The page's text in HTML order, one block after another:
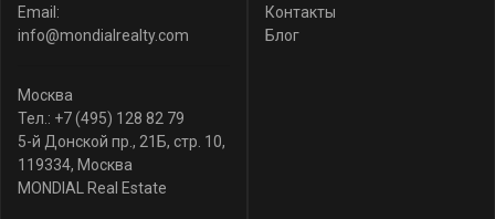
Email:
info@mondialrealty.com
Москва
Тел.: +7 (495) 128 82 79
5-й Донской пр., 21Б, стр. 10,
119334, Москва
MONDIAL Real Estate
Контакты
Блог